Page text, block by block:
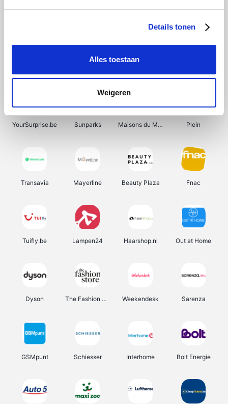
Details tonen
Alles toestaan
Weigeren
Shein Get Your Guide Bergfreunde Pazzox
YourSurprise.be Sunparks Maisons du Monde Plein
Transavia Mayerline Beauty Plaza Fnac
Tuifly.be Lampen24 Haarshop.nl Out at Home
Dyson The Fashion Store Weekendesk Sarenza
GSMpunt Schiesser Interhome Bolt Energie